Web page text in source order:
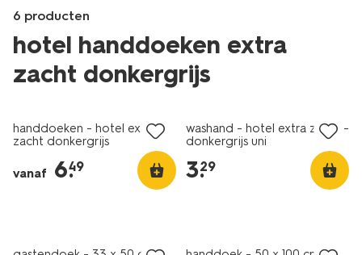
set
image
6 producten
hotel handdoeken extra
zacht donkergrijs
slapen/badkamer/handdoeken/hotel-
handdoeken-
extra-
Products
handdoeken - hotel extra
zacht donkergrijs
vanaf 6.
49
washand - hotel extra zacht -
donkergrijs uni
3.
29